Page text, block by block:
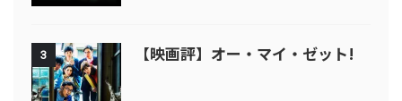
3 【映画評】オー・マイ・ゼット!